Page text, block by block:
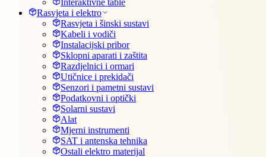
Interaktivne table
Rasvjeta i elektro
Rasvjeta i šinski sustavi
Kabeli i vodiči
Instalacijski pribor
Sklopni aparati i zaštita
Razdjelnici i ormari
Utičnice i prekidači
Senzori i pametni sustavi
Podatkovni i optički
Solarni sustavi
Alat
Mjerni instrumenti
SAT i antenska tehnika
Ostali elektro materijal